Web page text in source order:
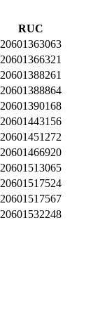
RUC
20601363063
20601366321
20601388261
20601388864
20601390168
20601443156
20601451272
20601466920
20601513065
20601517524
20601517567
20601532248